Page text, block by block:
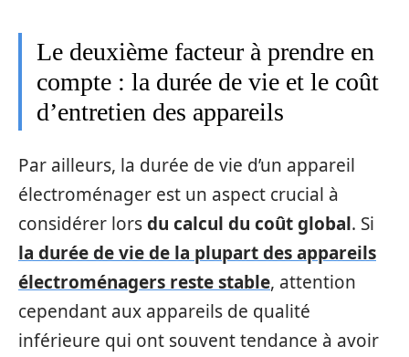
Le deuxième facteur à prendre en
compte : la durée de vie et le coût
d’entretien des appareils
Par ailleurs, la durée de vie d’un appareil
électroménager est un aspect crucial à
considérer lorsdu calcul du coût global. Si
la durée de vie de la plupart des appareils
électroménagers reste stable, attention
cependant aux appareils de qualité
inférieure qui ont souvent tendance à avoir